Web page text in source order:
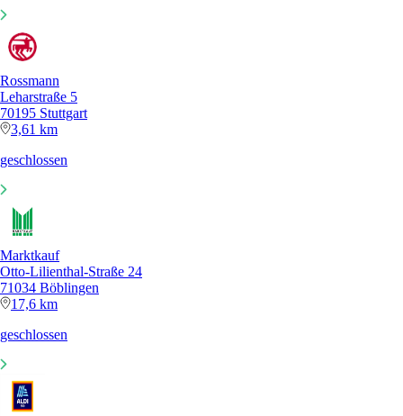
Rossmann
Leharstraße 5
70195 Stuttgart
3,61 km
geschlossen
Marktkauf
Otto-Lilienthal-Straße 24
71034 Böblingen
17,6 km
geschlossen